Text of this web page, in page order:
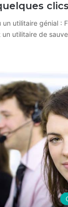
clics
utilitaire génial :
un utilitaire de